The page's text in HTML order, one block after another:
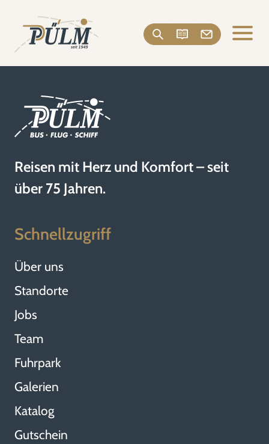
Reisen mit Herz und Komfort – seit
über 75 Jahren.
Schnellzugriff
Über uns
Standorte
Jobs
Team
Fuhrpark
Galerien
Katalog
Gutschein